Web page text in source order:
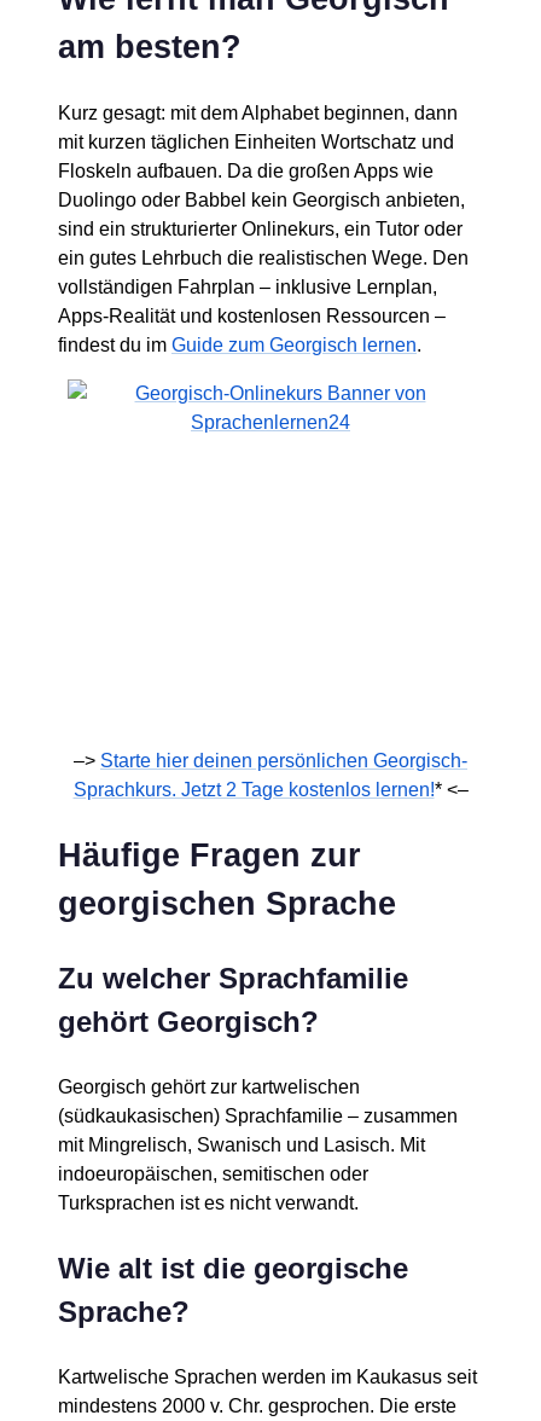
am besten?
Kurz gesagt: mit dem Alphabet beginnen, dann
mit kurzen täglichen Einheiten Wortschatz und
Floskeln aufbauen. Da die großen Apps wie
Duolingo oder Babbel kein Georgisch anbieten,
sind ein strukturierter Onlinekurs, ein Tutor oder
ein gutes Lehrbuch die realistischen Wege. Den
vollständigen Fahrplan – inklusive Lernplan,
Apps-Realität und kostenlosen Ressourcen –
findest du im Guide zum Georgisch lernen.
–> Starte hier deinen persönlichen Georgisch-
Sprachkurs. Jetzt 2 Tage kostenlos lernen!* <–
Häufige Fragen zur
georgischen Sprache
Zu welcher Sprachfamilie
gehört Georgisch?
Georgisch gehört zur kartwelischen
(südkaukasischen) Sprachfamilie – zusammen
mit Mingrelisch, Swanisch und Lasisch. Mit
indoeuropäischen, semitischen oder
Turksprachen ist es nicht verwandt.
Wie alt ist die georgische
Sprache?
Kartwelische Sprachen werden im Kaukasus seit
mindestens 2000 v. Chr. gesprochen. Die erste